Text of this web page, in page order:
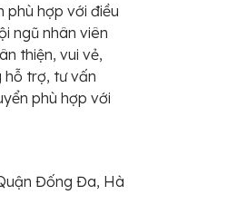
hợp với điều
ngũ nhân viên
thiện, vui vẻ,
hỗ trợ, tư vấn
phù hợp với
Đống Đa, Hà